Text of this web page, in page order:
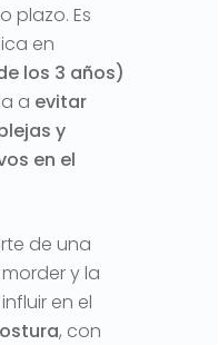
plazo. Es
en
los 3 años)
a evitar
y
en el
de una
y la
en el
, con